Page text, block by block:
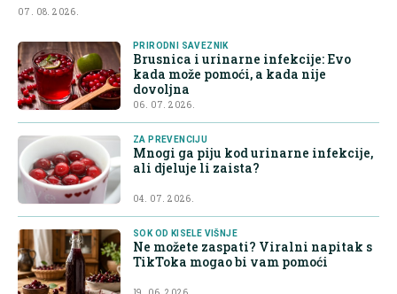
07. 08. 2026.
PRIRODNI SAVEZNIK
Brusnica i urinarne infekcije: Evo
kada može pomoći, a kada nije
dovoljna
06. 07. 2026.
ZA PREVENCIJU
Mnogi ga piju kod urinarne infekcije,
ali djeluje li zaista?
04. 07. 2026.
SOK OD KISELE VIŠNJE
Ne možete zaspati? Viralni napitak s
TikToka mogao bi vam pomoći